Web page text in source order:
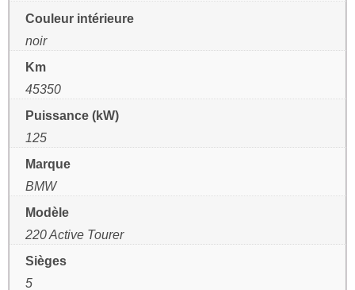
Couleur intérieure
noir
Km
45350
Puissance (kW)
125
Marque
BMW
Modèle
220 Active Tourer
Sièges
5